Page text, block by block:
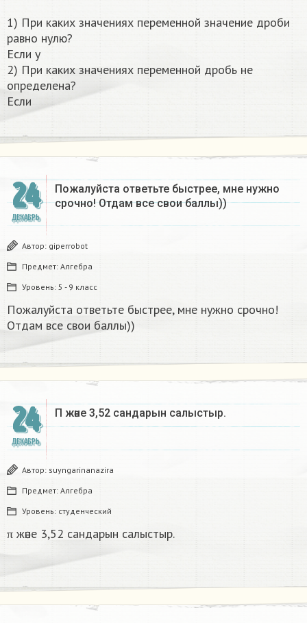
1) При каких значениях переменной значение дроби
равно нулю?
Если y
2) При каких значениях переменной дробь не
определена?
Если
24
ДЕКАБРЬ
Пожалуйста ответьте быстрее, мне нужно
срочно! Отдам все свои баллы))
Автор: giperrobot
Предмет: Алгебра
Уровень: 5 - 9 класс
Пожалуйста ответьте быстрее, мне нужно срочно!
Отдам все свои баллы))
24
ДЕКАБРЬ
Π және 3,52 сандарын салыстыр. ​
Автор: suyngarinanazira
Предмет: Алгебра
Уровень: студенческий
π және 3,52 сандарын салыстыр.